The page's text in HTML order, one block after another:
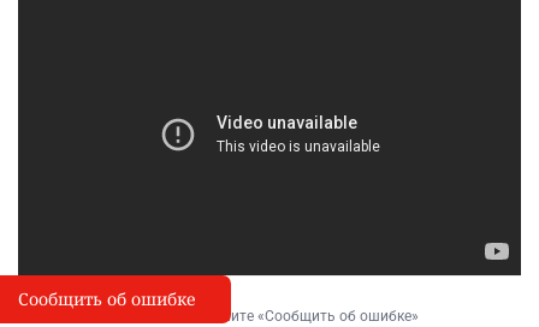
I
Сообщить об опечатке
Выделите фрагмент и нажмите «Сообщить об ошибке»
Сообщить об ошибке